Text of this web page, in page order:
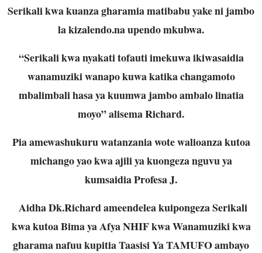
Serikali kwa kuanza gharamia matibabu yake ni jambo
la kizalendo.na upendo mkubwa.
“Serikali kwa nyakati tofauti imekuwa ikiwasaidia
wanamuziki wanapo kuwa katika changamoto
mbalimbali hasa ya kuumwa jambo ambalo linatia
moyo” alisema Richard.
Pia amewashukuru watanzania wote walioanza kutoa
michango yao kwa ajili ya kuongeza nguvu ya
kumsaidia Profesa J.
Aidha Dk.Richard ameendelea kuipongeza Serikali
kwa kutoa Bima ya Afya NHIF kwa Wanamuziki kwa
gharama nafuu kupitia Taasisi Ya TAMUFO ambayo